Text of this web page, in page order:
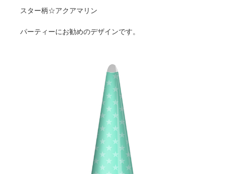
スター柄☆アクアマリン
パーティーにお勧めのデザインです。